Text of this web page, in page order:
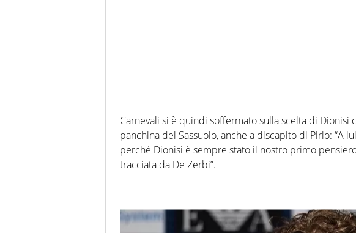
Carnevali si è quindi soffermato sulla scelta di
panchina del Sassuolo, anche a discapito di Pirlo: “A
perché Dionisi è sempre stato il nostro primo
tracciata da De Zerbi”.